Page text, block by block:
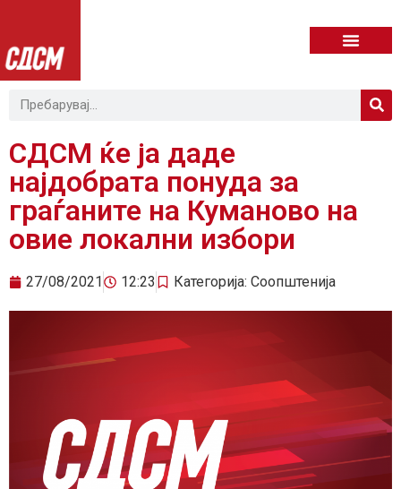
СДСМ ќе ја даде
најдобрата понуда за
граѓаните на Куманово на
овие локални избори
27/08/2021 12:23 Категорија: Соопштенија